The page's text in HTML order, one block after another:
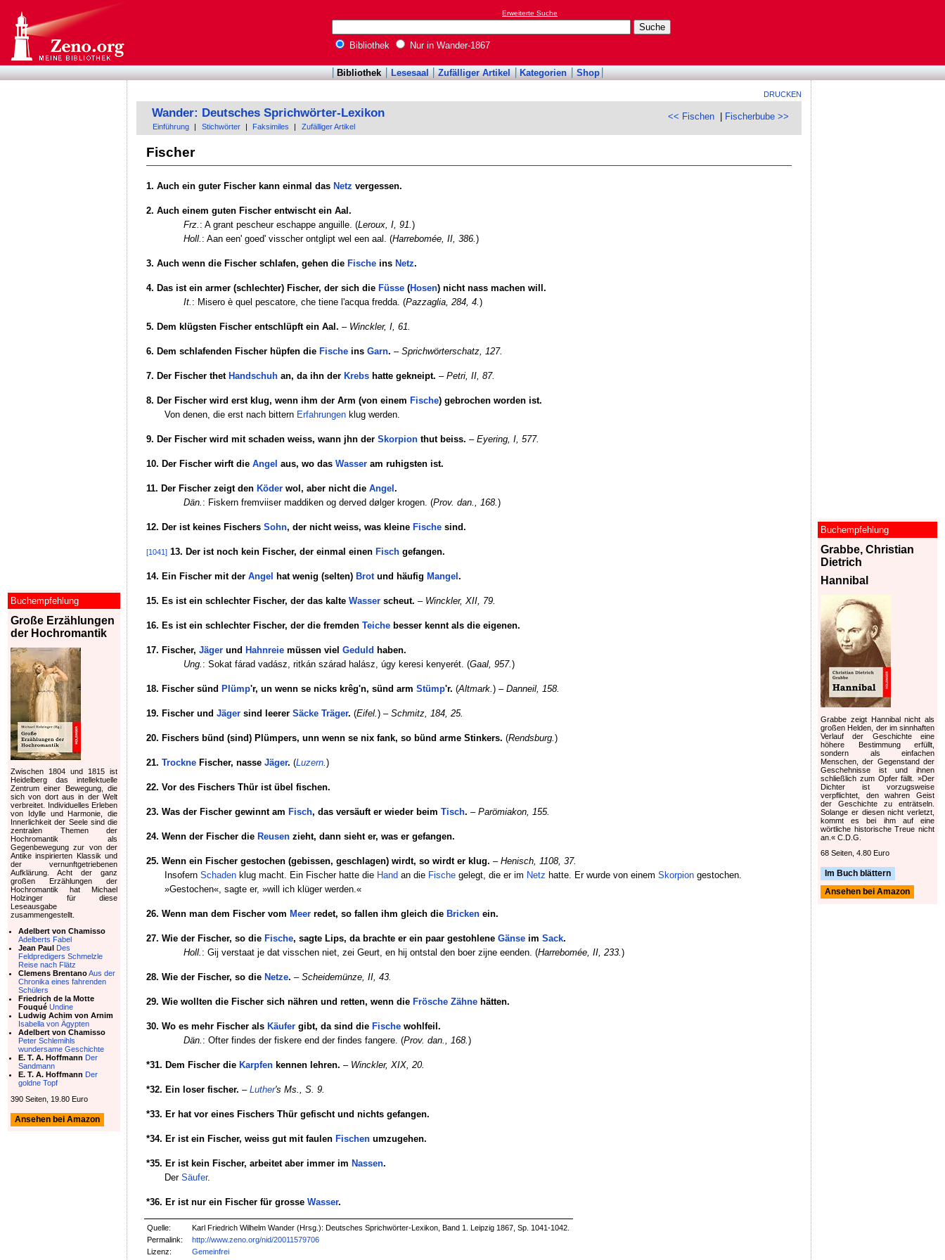
Erweiterte Suche
Bibliothek Nur in Wander-1867
Bibliothek Lesesaal Zufälliger Artikel Kategorien Shop
DRUCKEN
<< Fischen Fischerbube >>
Wander: Deutsches Sprichwörter-Lexikon
Einführung Stichwörter Faksimiles Zufälliger Artikel
Fischer
1. Auch ein guter Fischer kann einmal das Netz vergessen.
2. Auch einem guten Fischer entwischt ein Aal.
Frz. : A grant pescheur eschappe anguille. (Leroux, I, 91. )
Holl. : Aan een' goed' visscher ontglipt wel een aal. (Harrebomée, II, 386. )
3. Auch wenn die Fischer schlafen, gehen die Fischeins Netz.
4. Das ist ein armer (schlechter) Fischer, der sich die Füsse(Hosen) nicht nass machen will.
It. : Misero è quel pescatore, che tiene l'acqua fredda. (Pazzaglia, 284, 4. )
5. Dem klügsten Fischer entschlüpft ein Aal. –Winckler, I, 61.
6. Dem schlafenden Fischer hüpfen die Fischeins Garn. – Sprichwörterschatz, 127.
7. Der Fischer thet Handschuhan, da ihn der Krebshatte gekneipt. – Petri, II, 87.
8. Der Fischer wird erst klug, wenn ihm der Arm (von einem Fische) gebrochen worden ist.
Von denen, die erst nach bittern Erfahrungen klug werden.
9. Der Fischer wird mit schaden weiss, wann jhn der Skorpionthut beiss. – Eyering, I, 577.
10. Der Fischer wirft die Angel aus, wo das Wasseram ruhigsten ist.
11. Der Fischer zeigt den Köderwol, aber nicht die Angel .
Dän. : Fiskern fremviiser maddiken og derved dølger krogen. (Prov. dan., 168. )
12. Der ist keines Fischers Sohn, der nicht weiss, was kleine Fischesind.
[1041]13. Der ist noch kein Fischer, der einmal einen Fischgefangen.
14. Ein Fischer mit der Angel hat wenig (selten) Brotund häufig Mangel .
15. Es ist ein schlechter Fischer, der das kalte Wasserscheut. – Winckler, XII, 79.
16. Es ist ein schlechter Fischer, der die fremden Teichebesser kennt als die eigenen.
17. Fischer, Jägerund Hahnreiemüssen viel Geduld haben.
Ung. : Sokat fárad vadász, ritkán szárad halász, úgy keresi kenyerét. (Gaal, 957. )
18. Fischer sünd Plümp'r, un wenn se nicks krêg'n, sünd arm Stümp'r. (Altmark. ) –Danneil, 158.
19. Fischer und Jägersind leerer Säcke Träger. (Eifel. ) – Schmitz, 184, 25.
20. Fischers bünd (sind) Plümpers, unn wenn se nix fank, so bünd arme Stinkers. (Rendsburg. )
21. TrockneFischer, nasse Jäger. (Luzern. )
22. Vor des Fischers Thür ist übel fischen.
23. Was der Fischer gewinnt am Fisch, das versäuft er wieder beim Tisch. – Parömiakon, 155.
24. Wenn der Fischer die Reusenzieht, dann sieht er, was er gefangen.
25. Wenn ein Fischer gestochen (gebissen, geschlagen) wirdt, so wirdt er klug. – Henisch, 1108, 37.
InsofernSchaden klug macht. Ein Fischer hatte die Hand an die Fische gelegt, die er im Netz hatte. Er wurde von einemSkorpion gestochen.
»Gestochen«, sagte er, »will ich klüger werden.«
26. Wenn man dem Fischer vom Meerredet, so fallen ihm gleich die Brickenein.
27. Wie der Fischer, so die Fische, sagte Lips, da brachte er ein paar gestohlene Gänseim Sack.
Holl. : Gij verstaat je dat visschen niet, zei Geurt, en hij ontstal den boer zijne eenden. (Harrebomée, II, 233. )
28. Wie der Fischer, so die Netze. – Scheidemünze, II, 43.
29. Wie wollten die Fischer sich nähren und retten, wenn die Frösche Zähnehätten.
30. Wo es mehr Fischer als Käufergibt, da sind die Fischewohlfeil.
Dän. : Ofter findes der fiskere end der findes fangere. (Prov. dan., 168. )
*31. Dem Fischer die Karpfenkennen lehren. –Winckler, XIX, 20.
*32. Ein loser fischer. – Luther's Ms., S. 9.
*33. Er hat vor eines Fischers Thür gefischt und nichts gefangen.
*34. Er ist ein Fischer, weiss gut mit faulen Fischenumzugehen.
*35. Er ist kein Fischer, arbeitet aber immer im Nassen.
DerSäufer.
*36. Er ist nur ein Fischer für grosse Wasser.
Quelle:
Karl Friedrich Wilhelm Wander (Hrsg.): Deutsches Sprichwörter-Lexikon, Band 1. Leipzig 1867, Sp. 1041-1042.
Permalink:
http://www.zeno.org/nid/20011579706
Lizenz:
Gemeinfrei
Buchempfehlung
Grabbe, Christian
Dietrich
Hannibal
Grabbe zeigt Hannibal nicht als
großen Helden, der im sinnhaften
Verlauf der Geschichte eine
höhere Bestimmung erfüllt,
sondern als einfachen
Menschen, der Gegenstand der
Geschehnisse ist und ihnen
schließlich zum Opfer fällt. »Der
Dichter ist vorzugsweise
verpflichtet, den wahren Geist
der Geschichte zu enträtseln.
Solange er diesen nicht verletzt,
kommt es bei ihm auf eine
wörtliche historische Treue nicht
an.« C.D.G.
68 Seiten, 4.80 Euro
Im Buch blättern
Ansehen bei Amazon
Buchempfehlung
Große Erzählungen
der Hochromantik
Zwischen 1804 und 1815 ist
Heidelberg das intellektuelle
Zentrum einer Bewegung, die
sich von dort aus in der Welt
verbreitet. Individuelles Erleben
von Idylle und Harmonie, die
Innerlichkeit der Seele sind die
zentralen Themen der
Hochromantik als
Gegenbewegung zur von der
Antike inspirierten Klassik und
der vernunftgetriebenen
Aufklärung. Acht der ganz
großen Erzählungen der
Hochromantik hat Michael
Holzinger für diese
Leseausgabe
zusammengestellt.
Adelbert von Chamisso
Adelberts Fabel
Jean Paul Des
Feldpredigers Schmelzle
Reise nach Flätz
Clemens BrentanoAus der
Chronika eines fahrenden
Schülers
Friedrich de la Motte
Fouqué Undine
Ludwig Achim von Arnim
Isabella von Ägypten
Adelbert von Chamisso
Peter Schlemihls
wundersame Geschichte
E. T. A. Hoffmann Der
Sandmann
E. T. A. Hoffmann Der
goldne Topf
390 Seiten, 19.80 Euro
Ansehen bei Amazon